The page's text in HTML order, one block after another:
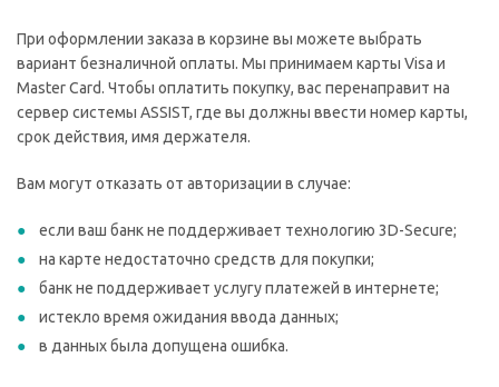
При оформлении заказа в корзине вы можете выбрать
вариант безналичной оплаты. Мы принимаем карты Visa и
Master Card. Чтобы оплатить покупку, вас перенаправит на
сервер системы ASSIST, где вы должны ввести номер карты,
срок действия, имя держателя.
Вам могут отказать от авторизации в случае:
если ваш банк не поддерживает технологию 3D-Secure;
на карте недостаточно средств для покупки;
банк не поддерживает услугу платежей в интернете;
истекло время ожидания ввода данных;
в данных была допущена ошибка.